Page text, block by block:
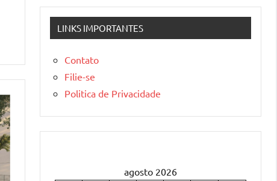
LINKS IMPORTANTES
Contato
Filie-se
Politica de Privacidade
agosto 2026